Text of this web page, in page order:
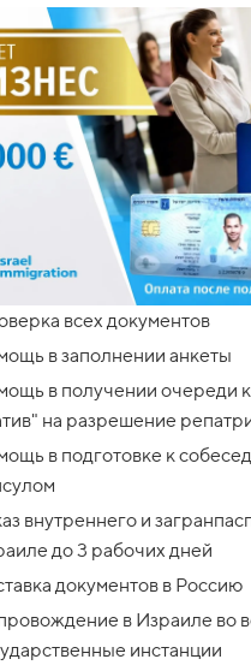
всех документов
в заполнении анкеты
в получении очереди к
на разрешение
в подготовке к
внутреннего и
до 3 рабочих дней
документов в Россию
в Израиле во
инстанции